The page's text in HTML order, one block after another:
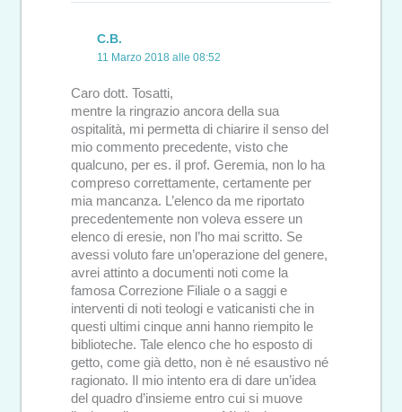
C.B.
11 Marzo 2018 alle 08:52
Caro dott. Tosatti,
mentre la ringrazio ancora della sua
ospitalità, mi permetta di chiarire il senso del
mio commento precedente, visto che
qualcuno, per es. il prof. Geremia, non lo ha
compreso correttamente, certamente per
mia mancanza. L’elenco da me riportato
precedentemente non voleva essere un
elenco di eresie, non l’ho mai scritto. Se
avessi voluto fare un’operazione del genere,
avrei attinto a documenti noti come la
famosa Correzione Filiale o a saggi e
interventi di noti teologi e vaticanisti che in
questi ultimi cinque anni hanno riempito le
biblioteche. Tale elenco che ho esposto di
getto, come già detto, non è né esaustivo né
ragionato. Il mio intento era di dare un’idea
del quadro d’insieme entro cui si muove